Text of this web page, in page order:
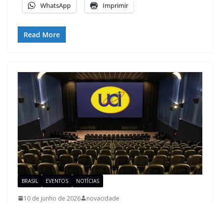
WhatsApp Imprimir
Read More
BRASIL EVENTOS NOTÍCIAS
10 de junho de 2026 novacidade